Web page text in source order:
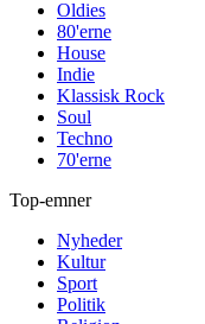
Oldies
80'erne
House
Indie
Klassisk Rock
Soul
Techno
70'erne
Top-emner
Nyheder
Kultur
Sport
Politik